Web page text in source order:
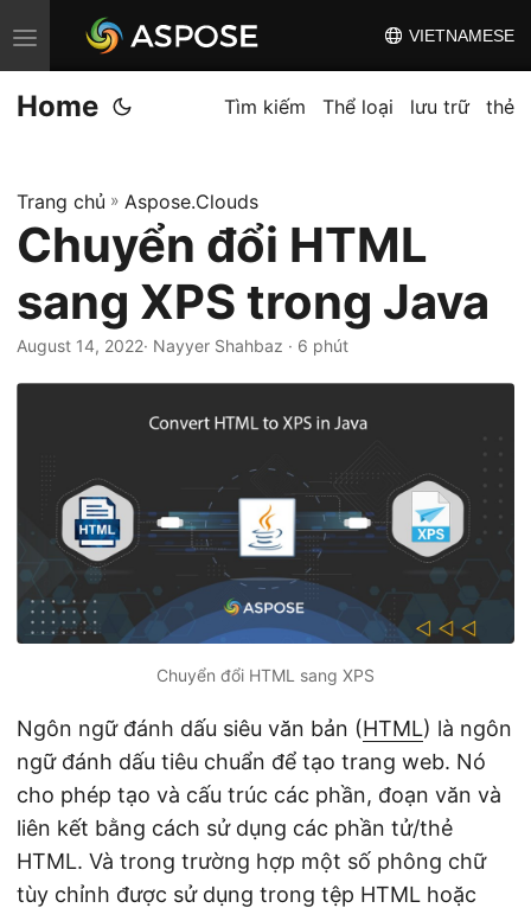
C
h
u
n
đ
i
đ
g
VIETNAMESE
Home Tìm kiếm Thể loại lưu trữ thẻ
Trang chủ » Aspose.Clouds
Chuyển đổi HTML
sang XPS trong Java
August 14, 2022· Nayyer Shahbaz · 6 phút
Chuyển đổi HTML sang XPS
Ngôn ngữ đánh dấu siêu văn bản (HTML) là ngôn
ngữ đánh dấu tiêu chuẩn để tạo trang web. Nó
cho phép tạo và cấu trúc các phần, đoạn văn và
liên kết bằng cách sử dụng các phần tử/thẻ
HTML. Và trong trường hợp một số phông chữ
tùy chỉnh được sử dụng trong tệp HTML hoặc